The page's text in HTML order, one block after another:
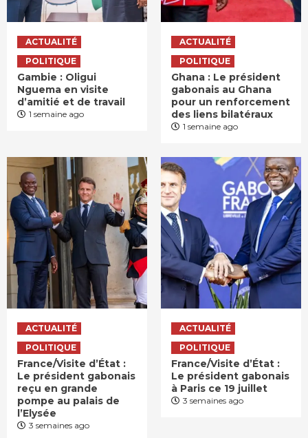
ACTUALITÉ
POLITIQUE
Gambie : Oligui
Nguema en visite
d’amitié et de travail
1 semaine ago
ACTUALITÉ
POLITIQUE
Ghana : Le président
gabonais au Ghana
pour un renforcement
des liens bilatéraux
1 semaine ago
ACTUALITÉ
POLITIQUE
France/Visite d’État :
Le président gabonais
reçu en grande
pompe au palais de
l’Elysée
3 semaines ago
ACTUALITÉ
POLITIQUE
France/Visite d’État :
Le président gabonais
à Paris ce 19 juillet
3 semaines ago